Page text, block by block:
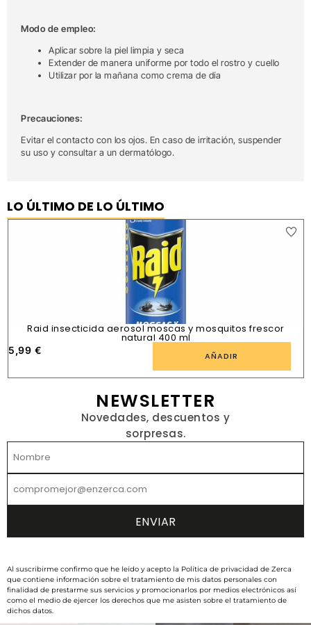
Modo de empleo:
Aplicar sobre la piel limpia y seca
Extender de manera uniforme por todo el rostro y cuello
Utilizar por la mañana como crema de día
Precauciones:
Evitar el contacto con los ojos. En caso de irritación, suspender
su uso y consultar a un dermatólogo.
LO ÚLTIMO DE LO ÚLTIMO
Raid insecticida aerosol moscas y mosquitos frescor
natural 400 ml
5,99 € AÑADIR
NEWSLETTER
Novedades, descuentos y
sorpresas.
Al suscribirme confirmo que he leído y acepto la Política de privacidad de Zerca
que contiene información sobre el tratamiento de mis datos personales con
finalidad de prestarme sus servicios y promocionarlos por medios electrónicos así
como el medio de ejercer los derechos que me asisten sobre el tratamiento de
dichos datos.